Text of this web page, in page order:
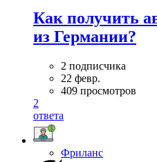
Как получить
из Германии?
2 подписчика
22 февр.
409 просмотров
2
ответа
Фриланс